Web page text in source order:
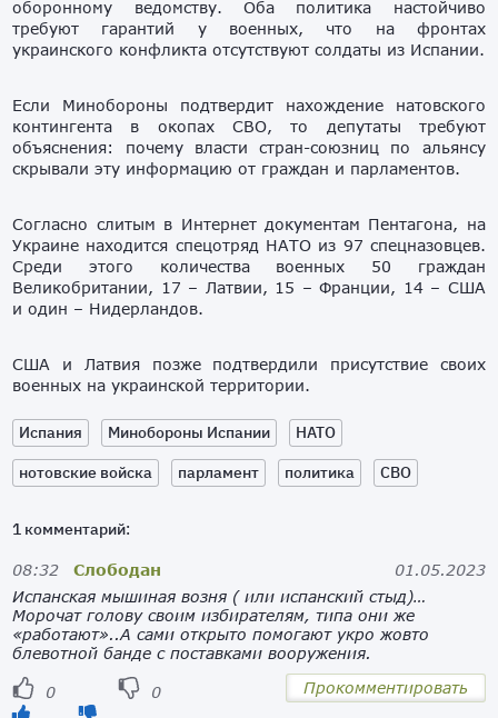
оборонному ведомству. Оба политика настойчиво
требуют гарантий у военных, что на фронтах
украинского конфликта отсутствуют солдаты из Испании.
Если Минобороны подтвердит нахождение натовского
контингента в окопах СВО, то депутаты требуют
объяснения: почему власти стран-союзниц по альянсу
скрывали эту информацию от граждан и парламентов.
Согласно слитым в Интернет документам Пентагона, на
Украине находится спецотряд НАТО из 97 спецназовцев.
Среди этого количества военных 50 граждан
Великобритании, 17 – Латвии, 15 – Франции, 14 – США
и один – Нидерландов.
США и Латвия позже подтвердили присутствие своих
военных на украинской территории.
Испания Минобороны Испании
НАТО
нотовские войска
парламент политика СВО
1 комментарий:
08:32 Слободан
01.05.2023
Испанская мышиная возня ( или испанский стыд)…
Морочат голову своим избирателям, типа они же
«работают»..А сами открыто помогают укро жовто
блевотной банде с поставками вооружения.
0 0 Прокомментировать